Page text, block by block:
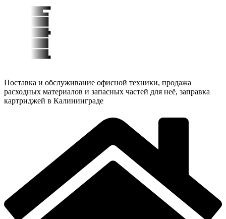
Поставка и обслуживание офисной техники, продажа
расходных материалов и запасных частей для неё, заправка
картриджей в Калининграде